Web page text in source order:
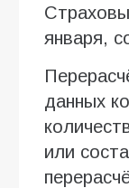
января,
данных
или